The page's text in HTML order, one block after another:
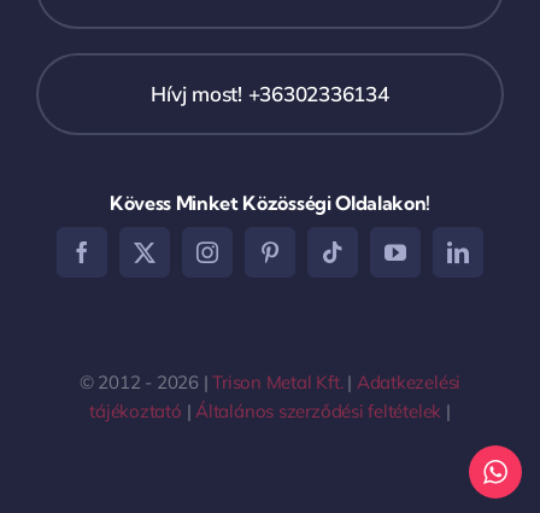
Hívj most! +36302336134
Kövess Minket Közösségi Oldalakon!
© 2012 - 2026 |Trison Metal Kft.| Adatkezelési
tájékoztató |Általános szerződési feltételek |